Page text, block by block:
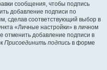
сообщения, чтобы подпись
добавление подписи по
сделав соответствующий выбор в
«Личные настройки» в личном
отменить добавление подписи в
Присоединить подпись в форме